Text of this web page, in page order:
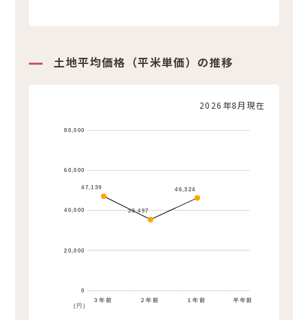
土地平均価格（平米単価）の推移
2026年8月現在
３年前 ２年前 １年前 半年前
0
20,000
40,000
60,000
80,000
47,139
35,497
46,324
(円)